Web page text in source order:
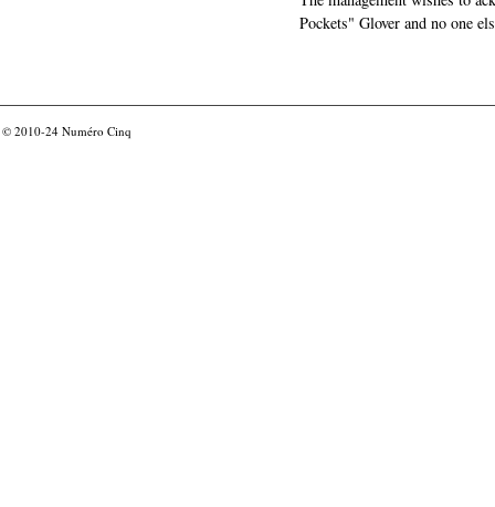
Pockets" Glover and no one
© 2010-24 Numéro Cinq